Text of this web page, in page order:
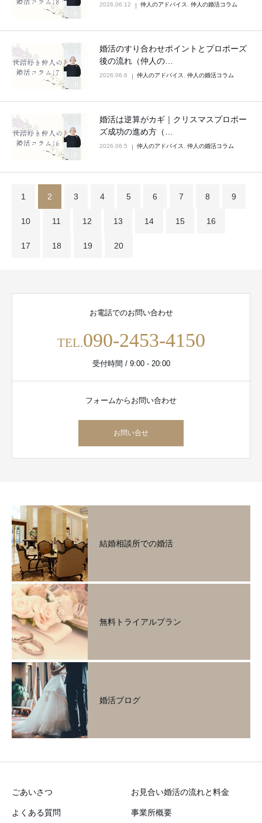
2026.06.12 仲人のアドバイス 仲人の婚活コラム
婚活のすり合わせポイントとプロポーズ
後の流れ（仲人の…
2026.06.6 仲人のアドバイス 仲人の婚活コラム
婚活は逆算がカギ｜クリスマスプロポー
ズ成功の進め方（…
2026.06.5 仲人のアドバイス 仲人の婚活コラム
1 2 3 4 5 6 7 8 9
10 11 12 13 14 15 16
17 18 19 20
お電話でのお問い合わせ
TEL.090-2453-4150
受付時間 / 9:00 - 20:00
フォームからお問い合わせ
お問い合せ
結婚相談所での婚活
無料トライアルプラン
婚活ブログ
ごあいさつ お見合い婚活の流れと料金
よくある質問 事業所概要